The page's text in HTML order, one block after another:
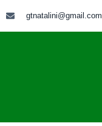
gtnatalini@gmail.com